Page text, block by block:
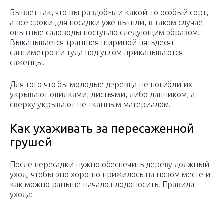
Бывает так, что вы раздобыли какой-то особый сорт,
а все сроки для посадки уже вышли, в таком случае
опытные садоводы поступаю следующим образом.
Выкапывается траншея шириной пятьдесят
сантиметров и туда под углом прикапываются
саженцы.
Для того что бы молодые деревца не погибли их
укрывают опилками, листьями, либо лапником, а
сверху укрывают не тканным материалом.
Как ухаживать за пересаженной
грушей
После пересадки нужно обеспечить дереву должный
уход, чтобы оно хорошо прижилось на новом месте и
как можно раньше начало плодоносить. Правила
ухода: